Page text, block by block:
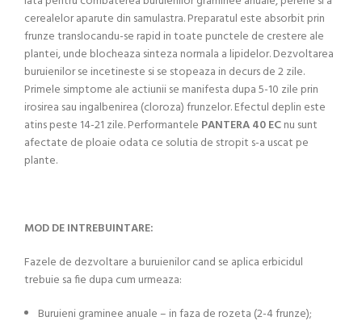
cerealelor aparute din samulastra. Preparatul este absorbit prin
frunze translocandu-se rapid in toate punctele de crestere ale
plantei, unde blocheaza sinteza normala a lipidelor. Dezvoltarea
buruienilor se incetineste si se stopeaza in decurs de 2 zile.
Primele simptome ale actiunii se manifesta dupa 5-10 zile prin
irosirea sau ingalbenirea (cloroza) frunzelor. Efectul deplin este
atins peste 14-21 zile. Performantele PANTERA 40 ECnu sunt
afectate de ploaie odata ce solutia de stropit s-a uscat pe
plante.
MOD DE INTREBUINTARE:
Fazele de dezvoltare a buruienilor cand se aplica erbicidul
trebuie sa fie dupa cum urmeaza:
Buruieni graminee anuale – in faza de rozeta (2-4 frunze);